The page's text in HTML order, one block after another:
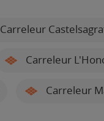
Carreleur
Carreleur
Carreleur